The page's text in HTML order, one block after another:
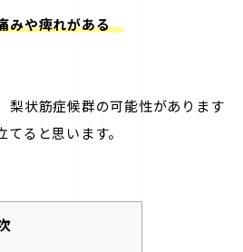
みや痺れがある
梨状筋症候群の可能性があります
ると思います。